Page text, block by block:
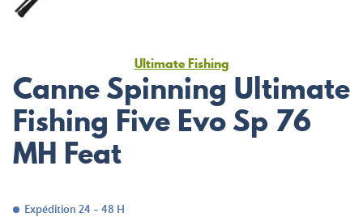
Ultimate Fishing
Canne Spinning Ultimate
Fishing Five Evo Sp 76
MH Feat
Expédition 24 - 48 H